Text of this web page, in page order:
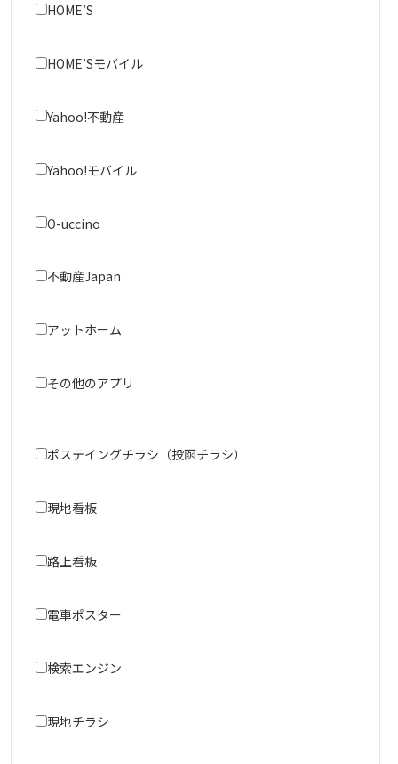
HOME’S
HOME’Sモバイル
Yahoo!不動産
Yahoo!モバイル
O-uccino
不動産Japan
アットホーム
その他のアプリ
ポステイングチラシ（投函チラシ）
現地看板
路上看板
電車ポスター
検索エンジン
現地チラシ